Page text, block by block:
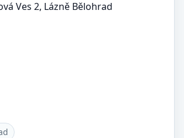
Ves 2, Lázně Bělohrad